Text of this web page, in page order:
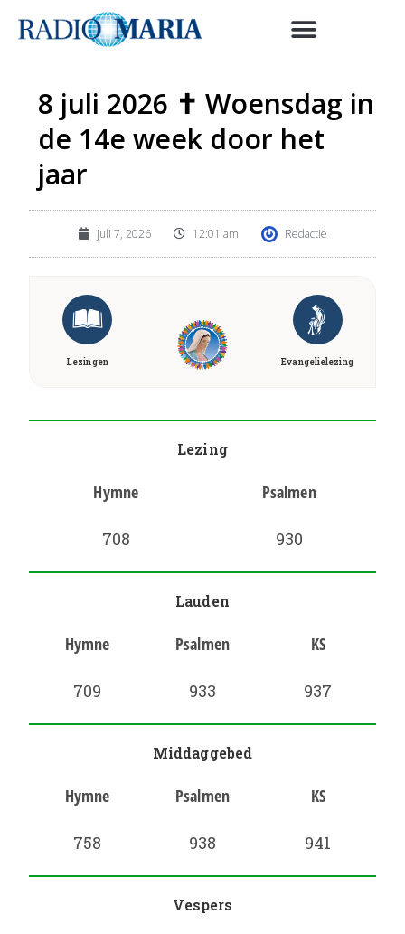
8 juli 2026 ✝ Woensdag in
de 14e week door het
jaar
juli 7, 2026 12:01 am Redactie
Lezingen Evangelielezing
Lezing
Hymne
708
Psalmen
930
Lauden
Hymne
709
Psalmen
933
KS
937
Middaggebed
Hymne
758
Psalmen
938
KS
941
Vespers